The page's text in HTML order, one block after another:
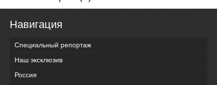
Навигация
Специальный репортаж
Наш эксклюзив
Россия